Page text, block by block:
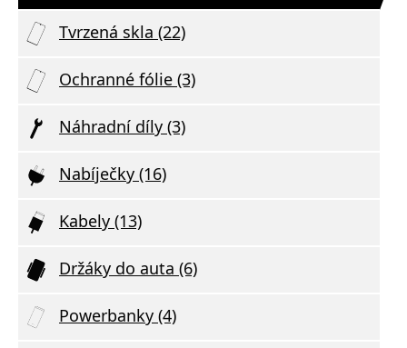
Tvrzená skla (22)
Ochranné fólie (3)
Náhradní díly (3)
Nabíječky (16)
Kabely (13)
Držáky do auta (6)
Powerbanky (4)